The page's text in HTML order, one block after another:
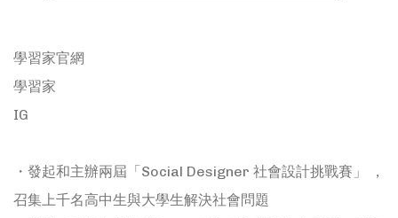
學習家官網
學習家
IG
・發起和主辦兩屆「Social Designer 社會設計挑戰賽」 ，
召集上千名高中生與大學生解決社會問題